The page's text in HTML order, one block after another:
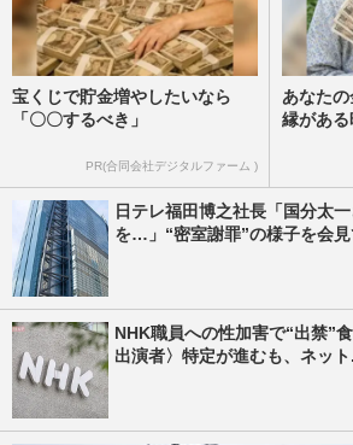
宝くじで貯金増やしたいなら
「〇〇するべき」
PR(合同会社デジタルファーム )
あなた
縁があ
日テレ福田博之社長「国分太
を…」“密室謝罪”の様子を会
NHK職員への性加害で“出禁”
出演者〉特定が進むも、ネット